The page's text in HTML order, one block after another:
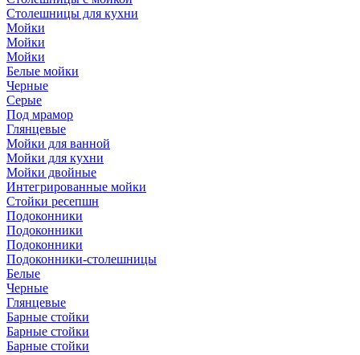
Столешницы для кухни
Мойки
Мойки
Мойки
Белые мойки
Черные
Серые
Под мрамор
Глянцевые
Мойки для ванной
Мойки для кухни
Мойки двойные
Интегрированные мойки
Стойки ресепшн
Подоконники
Подоконники
Подоконники
Подоконники-столешницы
Белые
Черные
Глянцевые
Барные стойки
Барные стойки
Барные стойки